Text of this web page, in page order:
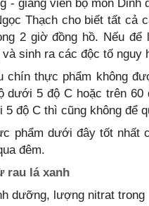
- giảng viên bộ môn
Thạch cho biết tất cả
2 giờ đồng hồ. Nếu
sinh ra các độc tố nguy
chín thực phẩm không
dưới 5 độ C hoặc trên 60
độ C thì cũng không để
phẩm dưới đây tốt nhất
đêm.
rau lá xanh
dưỡng, lượng nitrat trong